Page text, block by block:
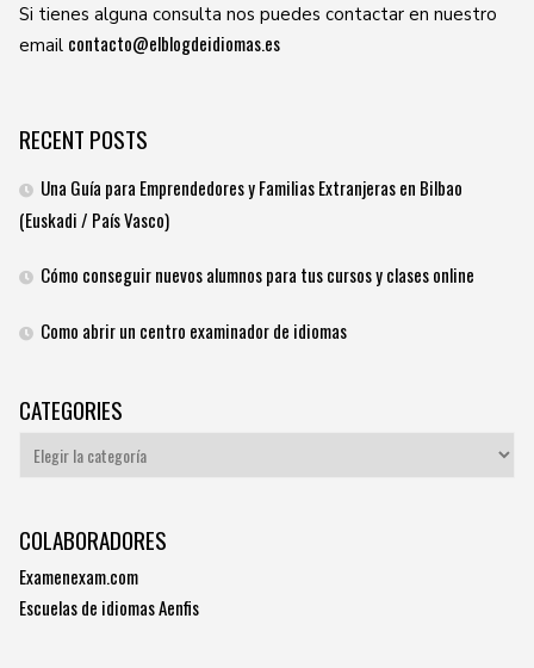
Si tienes alguna consulta nos puedes contactar en nuestro
email contacto@elblogdeidiomas.es
RECENT POSTS
Una Guía para Emprendedores y Familias Extranjeras en Bilbao
(Euskadi / País Vasco)
Cómo conseguir nuevos alumnos para tus cursos y clases online
Como abrir un centro examinador de idiomas
CATEGORIES
Categories
COLABORADORES
Examenexam.com
Escuelas de idiomas Aenfis